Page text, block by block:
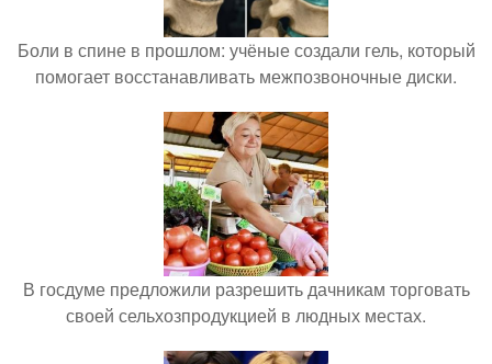
Боли в спине в прошлом: учёные создали гель, который
помогает восстанавливать межпозвоночные диски.
В госдуме предложили разрешить дачникам торговать
своей сельхозпродукцией в людных местах.